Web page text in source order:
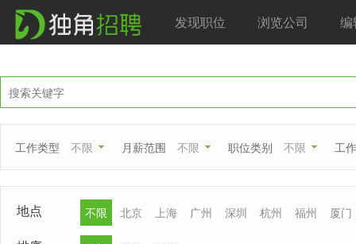
发现职位 浏览公司 编
工作类型 不限 月薪范围 不限 职位类别 不限 工
地点 不限 北京 上海 广州 深圳 杭州 福州 厦门